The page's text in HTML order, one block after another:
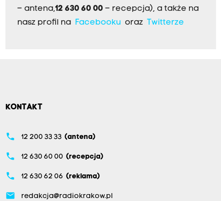
– antena,12 630 60 00 – recepcja), a także na
nasz profil na Facebookuoraz Twitterze
KONTAKT
phone 12 200 33 33 (antena)
phone 12 630 60 00 (recepcja)
phone 12 630 62 06 (reklama)
email redakcja@radiokrakow.pl